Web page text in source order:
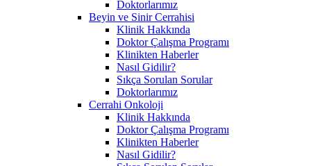
Doktorlarımız
Beyin ve Sinir Cerrahisi
Klinik Hakkında
Doktor Çalışma Programı
Klinikten Haberler
Nasıl Gidilir?
Sıkça Sorulan Sorular
Doktorlarımız
Cerrahi Onkoloji
Klinik Hakkında
Doktor Çalışma Programı
Klinikten Haberler
Nasıl Gidilir?